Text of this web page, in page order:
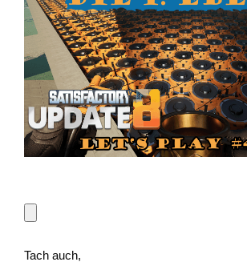
Tach auch,